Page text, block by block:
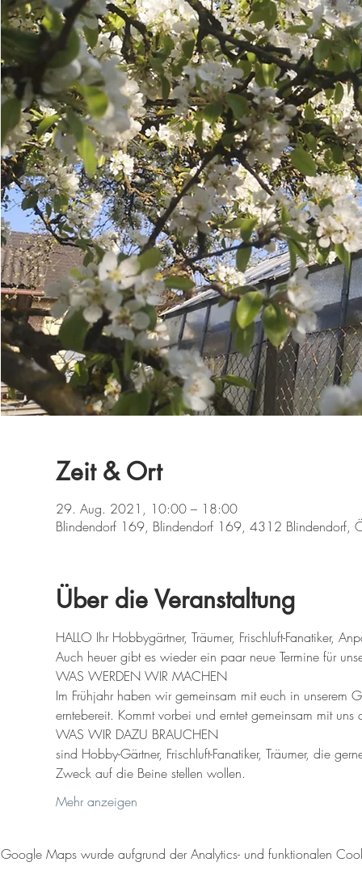
Zeit & Ort
29. Aug. 2021, 10:00 – 18:00
Blindendorf 169, Blindendorf 169, 4312 Blindendorf,
Über die Veranstaltung
HALLO Ihr Hobbygärtner, Träumer, Frischluft-Fanatiker,
Auch heuer gibt es wieder ein paar neue Termine für
WAS WERDEN WIR MACHEN
Im Frühjahr haben wir gemeinsam mit euch in
erntebereit. Kommt vorbei und erntet gemeinsam mit
WAS WIR DAZU BRAUCHEN
sind Hobby-Gärtner, Frischluft-Fanatiker, Träumer, die
Zweck auf die Beine stellen wollen.
Mehr anzeigen
Google Maps wurde aufgrund der Analytics- und funktionalen